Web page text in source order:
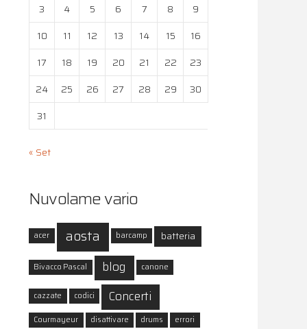
3
4 5 6 7 8
9
10
11 12 13 14 15
16
17
18 19 20 21 22
23
24
25 26 27 28 29
30
31
« Set
Nuvolame vario
acer aosta barcamp batteria
Bivacco Pascal blog canone
cazzate codici Concerti
Courmayeur disattivare drums
errori